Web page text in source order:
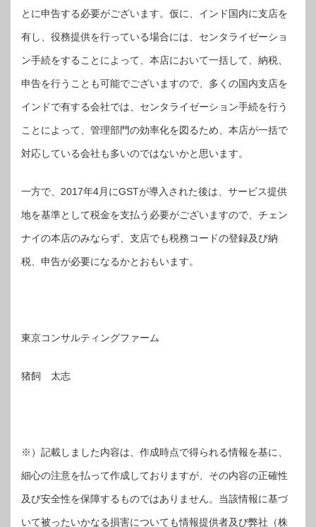
とに申告する必要がございます。仮に、インド国内に支店を
有し、役務提供を行っている場合には、センタライゼーショ
ン手続をすることによって、本店において一括して、納税、
申告を行うことも可能でございますので、多くの国内支店を
インドで有する会社では、センタライゼーション手続を行う
ことによって、管理部門の効率化を図るため、本店が一括で
対応している会社も多いのではないかと思います。
一方で、2017年4月にGSTが導入された後は、サービス提供
地を基準として税金を支払う必要がございますので、チェン
ナイの本店のみならず、支店でも税務コードの登録及び納
税、申告が必要になるかとおもいます。
東京コンサルティングファーム
猪飼 太志
※）記載しました内容は、作成時点で得られる情報を基に、
細心の注意を払って作成しておりますが、その内容の正確性
及び安全性を保障するものではありません。当該情報に基づ
いて被ったいかなる損害についても情報提供者及び弊社（株